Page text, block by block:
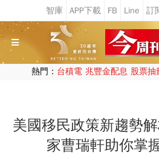
熱門： 台積電 兆豐金配息 股票抽
美國移民政策新趨勢
家曹瑞軒助你掌